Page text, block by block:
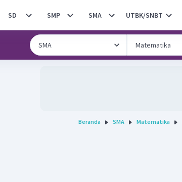
SD SMP SMA UTBK/SNBT
Beranda SMA Matematika